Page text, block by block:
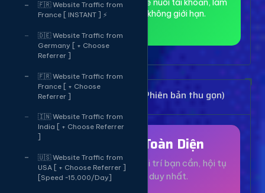
🇫🇷 Website Traffic from
France [ INSTANT ] ⚡
🇩🇪 Website Traffic from
Germany [ + Choose
Referrer ]
🇫🇷 Website Traffic from
France [ + Choose
Referrer ]
🇮🇳 Website Traffic from
India [ + Choose Referrer
🇺🇸 Website Traffic from
USA [ + Choose Referrer ]
[Speed ~15,000/Day]
toàn và ẩn danh, phù hợp để nuôi tài khoản, làm
MMO và truy cập web không giới hạn.
Bảng Dịch Vụ Mạng Xã Hội (Phiên bản thu gọn)
Hệ Sinh Thái Toàn Diện
Mọi dịch vụ, tiện ích và giải trí bạn cần, hội tụ
tại một nền tảng duy nhất.